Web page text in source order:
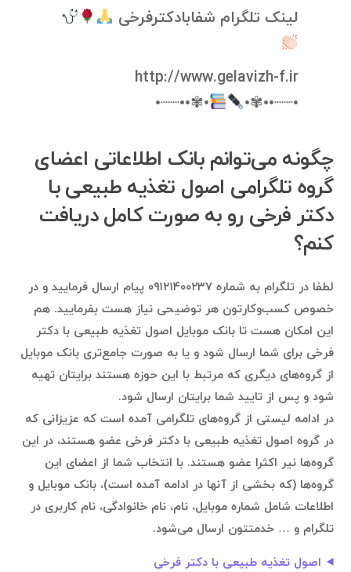
لینک تلگرام شفابادکترفرخی
http://www.gelavizh-f.ir
•┈┈••✾•
•✾••┈┈•
چگونه می‌توانم بانک اطلاعاتی اعضای
گروه تلگرامی اصول تغذیه طبیعی با
دکتر فرخی رو به صورت کامل دریافت
کنم؟
لطفا در تلگرام به شماره ۰۹۱۲۱۴۰۰۲۳۷ پیام ارسال فرمایید و در
خصوص کسب‌وکارتون هر توضیحی نیاز هست بفرمایید. هم
این امکان هست تا بانک موبایل اصول تغذیه طبیعی با دکتر
فرخی برای شما ارسال شود و یا به صورت جامع‌تری بانک موبایل
از گروه‌های دیگری که مرتبط با این حوزه هستند برایتان تهیه
شود و پس از تایید شما برایتان ارسال شود.
در ادامه لیستی از گروه‌های تلگرامی آمده است که عزیزانی که
در گروه اصول تغذیه طبیعی با دکتر فرخی عضو هستند، در این
گروه‌ها نیر اکثرا عضو هستند. با انتخاب شما از اعضای این
گروه‌ها (که بخشی از آنها در ادامه آمده است)، بانک موبایل و
اطلاعات شامل شماره موبایل، نام، نام خانوادگی، نام کاربری در
تلگرام و … خدمتتون ارسال می‌شود.
اصول تغذیه طبیعی با دکتر فرخی